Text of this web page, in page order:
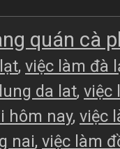
quán cà
, việc làm đà
da lat, việc
hôm nay, việc
nai, việc làm